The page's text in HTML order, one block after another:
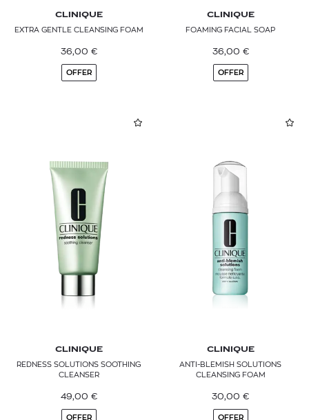
CLINIQUE
EXTRA GENTLE CLEANSING FOAM
36,00 €
OFFER
CLINIQUE
FOAMING FACIAL SOAP
36,00 €
OFFER
CLINIQUE
REDNESS SOLUTIONS SOOTHING
CLEANSER
49,00 €
OFFER
CLINIQUE
ANTI-BLEMISH SOLUTIONS
CLEANSING FOAM
30,00 €
OFFER